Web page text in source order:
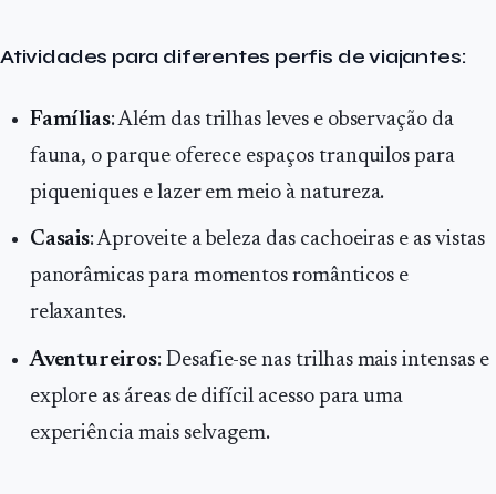
Atividades para diferentes perfis de viajantes:
Famílias: Além das trilhas leves e observação da
fauna, o parque oferece espaços tranquilos para
piqueniques e lazer em meio à natureza.
Casais: Aproveite a beleza das cachoeiras e as vistas
panorâmicas para momentos românticos e
relaxantes.
Aventureiros: Desafie-se nas trilhas mais intensas e
explore as áreas de difícil acesso para uma
experiência mais selvagem.